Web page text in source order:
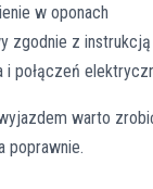
w oponach
zgodnie z
i połączeń
warto
poprawnie.